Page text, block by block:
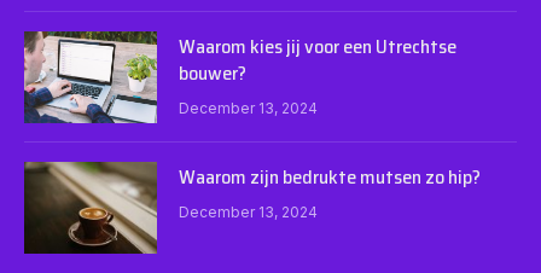
Waarom kies jij voor een Utrechtse
bouwer?
December 13, 2024
Waarom zijn bedrukte mutsen zo hip?
December 13, 2024